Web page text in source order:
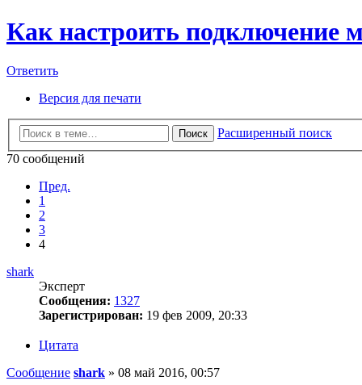
Как настроить подключение
Ответить
Версия для печати
Поиск
Расширенный поиск
70 сообщений
Пред.
1
2
3
4
shark
Эксперт
Сообщения: 1327
Зарегистрирован: 19 фев 2009, 20:33
Цитата
Сообщение shark » 08 май 2016, 00:57